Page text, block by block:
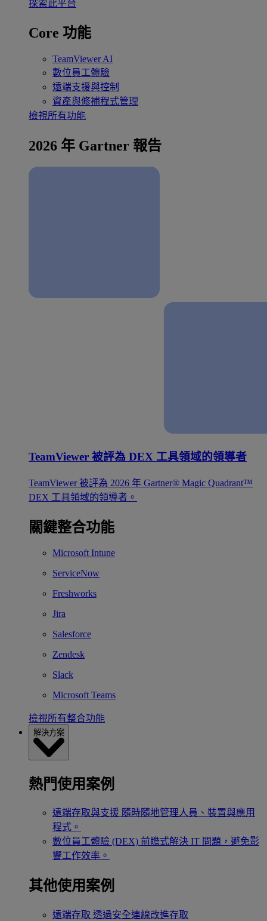
探索此平台
Core 功能
TeamViewer AI
數位員工體驗
遠端支援與控制
資產與修補程式管理
檢視所有功能
2026 年 Gartner 報告
TeamViewer 被評為 DEX 工具領域的領導者
TeamViewer 被評為 2026 年 Gartner® Magic Quadrant™
DEX 工具領域的領導者。
關鍵整合功能
Microsoft Intune
ServiceNow
Freshworks
Jira
Salesforce
Zendesk
Slack
Microsoft Teams
檢視所有整合功能
解決方案
熱門使用案例
遠端存取與支援 隨時隨地管理人員、裝置與應用
程式。
數位員工體驗 (DEX) 前瞻式解決 IT 問題，避免影
響工作效率。
其他使用案例
遠端存取 透過安全連線改進存取